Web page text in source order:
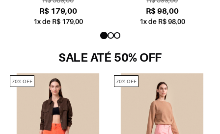
R$ 179,00
1x de R$ 179,00
R$ 98,00
1x de R$ 98,00
SALE ATÉ 50% OFF
70% OFF 70% OFF